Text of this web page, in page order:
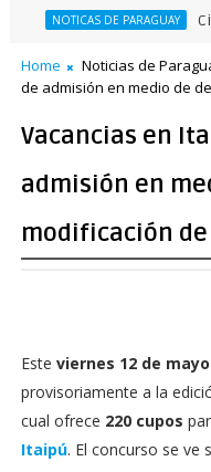
DE PARAGUAY Ciudadana
Home Noticias de
de admisión en medio de
Vacancias en
admisión en
modificación
Este viernes 12 de mayo
provisoriamente a la
cual ofrece 220 cupos
Itaipú. El concurso se ve